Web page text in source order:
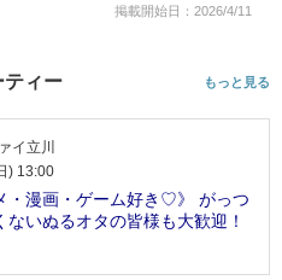
掲載開始日：2026/4/11
ティー もっと見る
イ立川
) 13:00
・漫画・ゲーム好き♡》 がっつ
ないぬるオタの皆様も大歓迎！